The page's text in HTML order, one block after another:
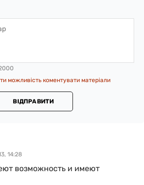
можливість коментувати матеріали
ВІДПРАВИТИ
14:28
возможность и имеют